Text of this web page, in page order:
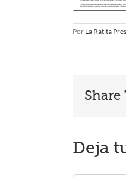
Por La Ratita
Share
Deja
Comentar